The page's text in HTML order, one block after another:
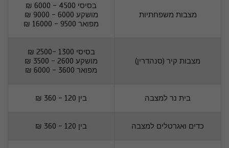
מצבות משפחתיות
בסיסי 4500 - 6000 ₪
מושקע 6000 - 9000 ₪
מפואר 9500 - 16000 ₪
מצבות קיר (סנהדרין)
בסיסי 1300 -2500 ₪
מושקע 2600 - 3500 ₪
מפואר 3600 - 6000 ₪
בית נר למצבה בין 120 - 360 ₪
כדים ואגרטלים למצבה בין 120 - 360 ₪